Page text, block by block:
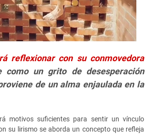
reflexionar con su conmovedora
como un grito de desesperación
de un alma enjaulada en la
motivos suficientes para sentir un vínculo
su lirismo se aborda un concepto que refleja